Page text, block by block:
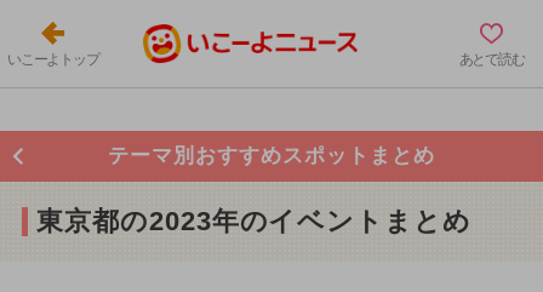
いこーよトップ あとで読む
テーマ別おすすめスポットまとめ
東京都の2023年のイベントまとめ